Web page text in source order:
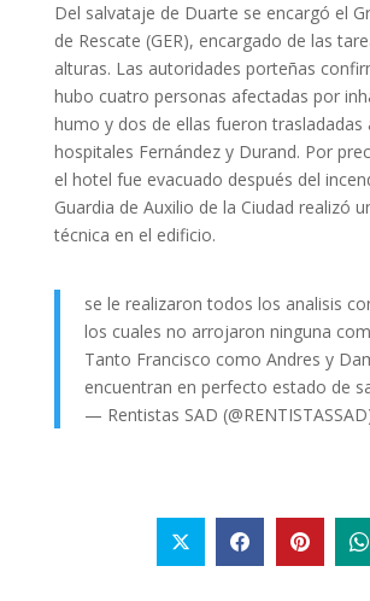
Del salvataje de Duarte se encargó el
de Rescate (GER), encargado de las
alturas. Las autoridades porteñas
hubo cuatro personas afectadas por
humo y dos de ellas fueron trasladadas
hospitales Fernández y Durand. Por
el hotel fue evacuado después del
Guardia de Auxilio de la Ciudad realizó
técnica en el edificio.
se le realizaron todos los analisis
los cuales no arrojaron ninguna
Tanto Francisco como Andres y
encuentran en perfecto estado de
— Rentistas SAD